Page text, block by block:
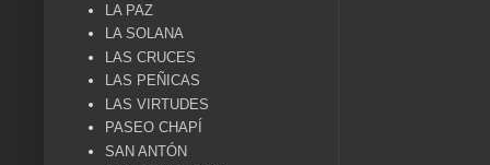
LA PAZ
LA SOLANA
LAS CRUCES
LAS PEÑICAS
LAS VIRTUDES
PASEO CHAPÍ
SAN ANTÓN